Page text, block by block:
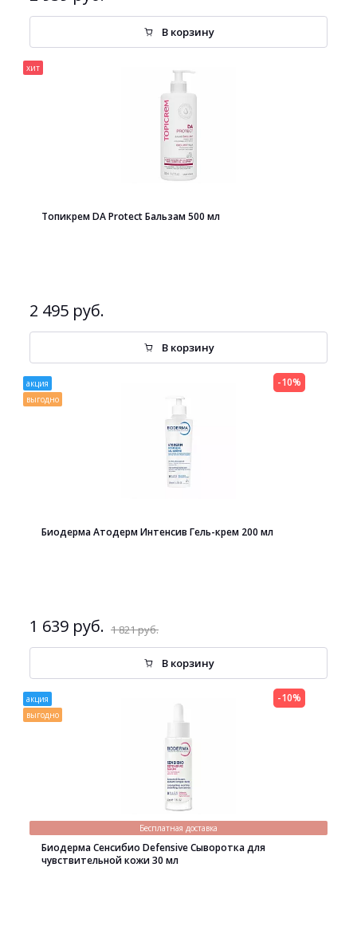
В корзину
хит
Топикрем DA Protect Бальзам 500 мл
2 495 руб.
В корзину
акция
выгодно
Биодерма Атодерм Интенсив Гель-крем 200 мл
1 639 руб. 1 821 руб.
-10%
В корзину
акция
выгодно
Бесплатная доставка
Биодерма Сенсибио Defensive Сыворотка для
чувствительной кожи 30 мл
-10%